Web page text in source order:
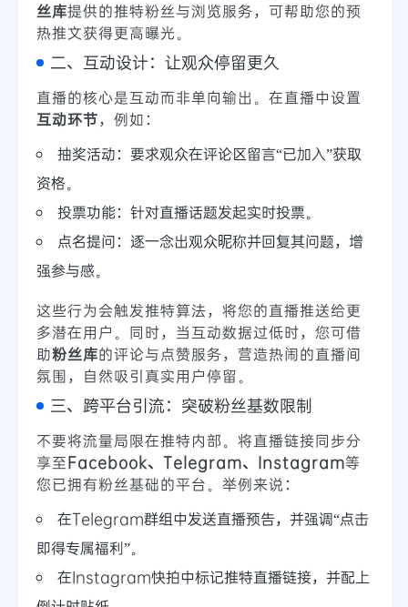
丝库提供的推特粉丝与浏览服务，可帮助您的预
热推文获得更高曝光。
二、互动设计：让观众停留更久
直播的核心是互动而非单向输出。在直播中设置
互动环节，例如：
抽奖活动：要求观众在评论区留言“已加入”获取
资格。
投票功能：针对直播话题发起实时投票。
点名提问：逐一念出观众昵称并回复其问题，增
强参与感。
这些行为会触发推特算法，将您的直播推送给更
多潜在用户。同时，当互动数据过低时，您可借
助粉丝库的评论与点赞服务，营造热闹的直播间
氛围，自然吸引真实用户停留。
三、跨平台引流：突破粉丝基数限制
不要将流量局限在推特内部。将直播链接同步分
享至Facebook、Telegram、Instagram等
您已拥有粉丝基础的平台。举例来说：
在Telegram群组中发送直播预告，并强调“点击
即得专属福利”。
在Instagram快拍中标记推特直播链接，并配上